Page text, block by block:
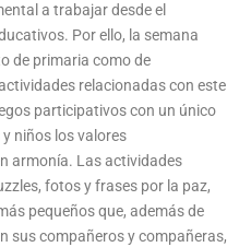
a trabajar desde el
Por ello, la semana
de primaria como de
relacionadas con este
participativos con un único
niños los valores
armonía. Las actividades
fotos y frases por la paz,
pequeños que, además de
sus compañeros y compañeras,